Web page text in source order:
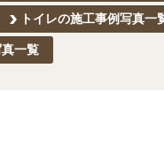
トイレの施工事例写真一
一覧